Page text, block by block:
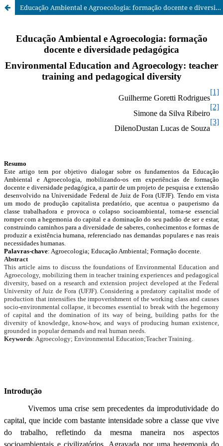
Educação Ambiental e Agroecologia: formação docente e diversidade pedagógica